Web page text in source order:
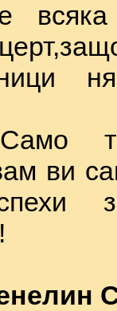
ви